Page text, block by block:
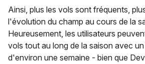
Ainsi, plus les vols sont fréquents,
l'évolution du champ au cours de la
Heureusement, les utilisateurs
vols tout au long de la saison avec
d'environ une semaine - bien que